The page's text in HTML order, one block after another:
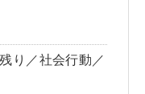
り／社会行動／